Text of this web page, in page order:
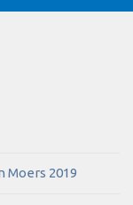
Moers 2019